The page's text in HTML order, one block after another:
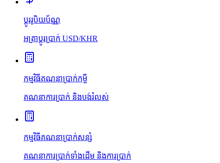
ប្ដូររូបិយប័ណ្ណ
អត្រាប្ដូរប្រាក់ USD/KHR
កម្មវិធីគណនាប្រាក់កម្ចី
គណនាការប្រាក់ និងបង់រំលស់
កម្មវិធីគណនាប្រាក់សន្សំ
គណនាការប្រាក់ទាំងដើម និងការប្រាក់